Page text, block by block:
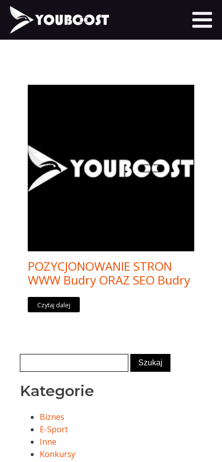
POZYCJONOWANIE STRON
WWW Budry ORAZ SEO Budry
Czytaj dalej
Kategorie
Biznes
E-Sport
Inne
Konkursy